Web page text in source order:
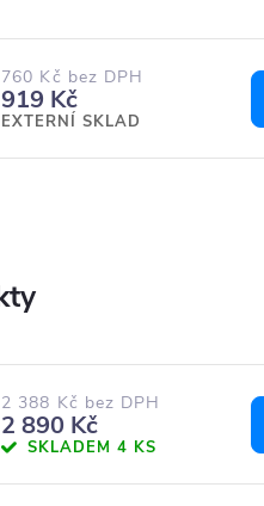
760 Kč bez DPH
919 Kč
EXTERNÍ SKLAD
2 388 Kč bez DPH
2 890 Kč
SKLADEM4 KS